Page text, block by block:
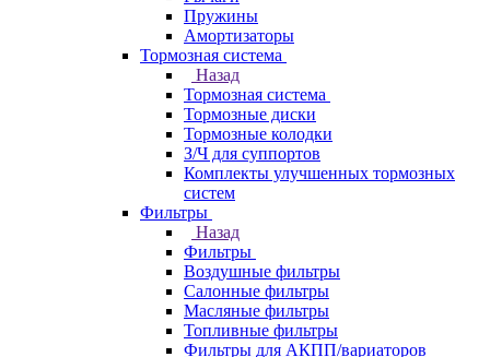
Пружины
Амортизаторы
Тормозная система
Назад
Тормозная система
Тормозные диски
Тормозные колодки
З/Ч для суппортов
Комплекты улучшенных тормозных
систем
Фильтры
Назад
Фильтры
Воздушные фильтры
Салонные фильтры
Масляные фильтры
Топливные фильтры
Фильтры для АКПП/вариаторов